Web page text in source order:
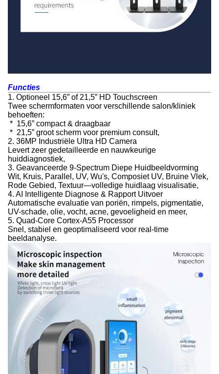
Functies
1. Optioneel 15,6” of 21,5” HD Touchscreen
Twee schermformaten voor verschillende salon/kliniek
behoeften:
* 15,6” compact & draagbaar
* 21,5” groot scherm voor premium consult,
2. 36MP Industriële Ultra HD Camera
Levert zeer gedetailleerde en nauwkeurige
huiddiagnostiek,
3. Geavanceerde 9-Spectrum Diepe Huidbeeldvorming
Wit, Kruis, Parallel, UV, Wu's, Composiet UV, Bruine Vlek,
Rode Gebied, Textuur—volledige huidlaag visualisatie,
4. AI Intelligente Diagnose & Rapport Uitvoer
Automatische evaluatie van poriën, rimpels, pigmentatie,
UV-schade, olie, vocht, acne, gevoeligheid en meer,
5. Quad-Core Cortex-A55 Processor
Snel, stabiel en geoptimaliseerd voor real-time
beeldanalyse.